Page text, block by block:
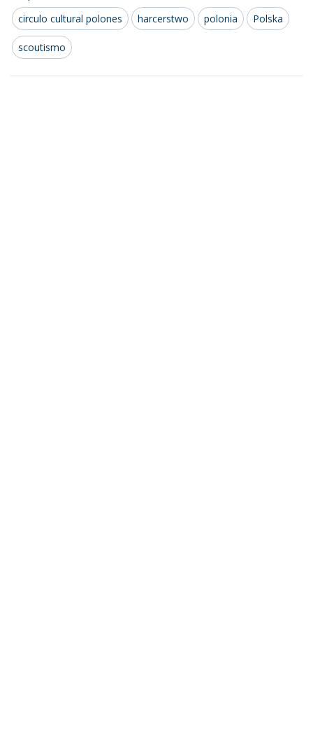
circulo cultural polones harcerstwo polonia Polska
scoutismo